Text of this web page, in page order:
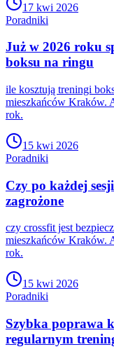
17 kwi 2026
Poradniki
Już w 2026 roku
boksu na ringu
ile kosztują treningi
mieszkańców Kraków.
rok.
15 kwi 2026
Poradniki
Czy po każdej
zagrożone
czy crossfit jest
mieszkańców Kraków.
rok.
15 kwi 2026
Poradniki
Szybka poprawa
regularnym